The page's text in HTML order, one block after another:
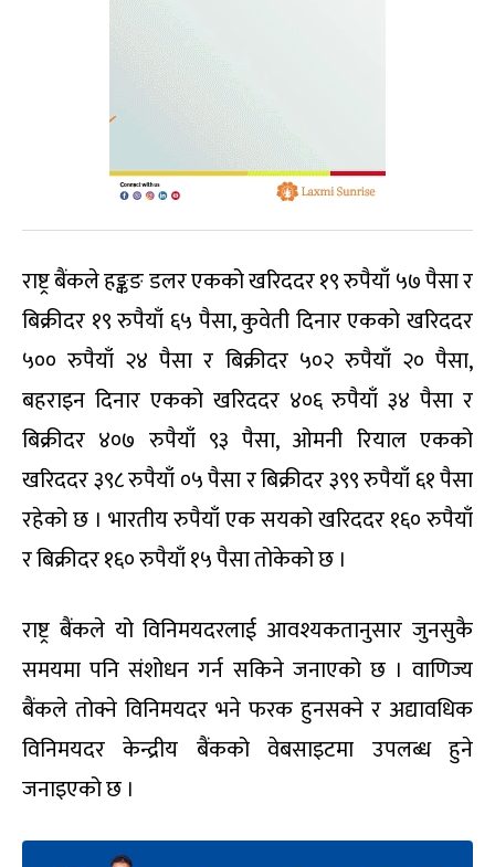
राष्ट्र बैंकले हङ्कङ डलर एकको खरिददर १९ रुपैयाँ ५७ पैसा र
बिक्रीदर १९ रुपैयाँ ६५ पैसा, कुवेती दिनार एकको खरिददर
५०० रुपैयाँ २४ पैसा र बिक्रीदर ५०२ रुपैयाँ २० पैसा,
बहराइन दिनार एकको खरिददर ४०६ रुपैयाँ ३४ पैसा र
बिक्रीदर ४०७ रुपैयाँ ९३ पैसा, ओमनी रियाल एकको
खरिददर ३९८ रुपैयाँ ०५ पैसा र बिक्रीदर ३९९ रुपैयाँ ६१ पैसा
रहेको छ । भारतीय रुपैयाँ एक सयको खरिददर १६० रुपैयाँ
र बिक्रीदर १६० रुपैयाँ १५ पैसा तोकेको छ ।
राष्ट्र बैंकले यो विनिमयदरलाई आवश्यकतानुसार जुनसुकै
समयमा पनि संशोधन गर्न सकिने जनाएको छ । वाणिज्य
बैंकले तोक्ने विनिमयदर भने फरक हुनसक्ने र अद्यावधिक
विनिमयदर केन्द्रीय बैंकको वेबसाइटमा उपलब्ध हुने
जनाइएको छ ।